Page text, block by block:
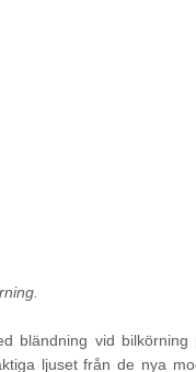
bländning vid
ljuset från de nya